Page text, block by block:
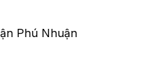
Phú Nhuận